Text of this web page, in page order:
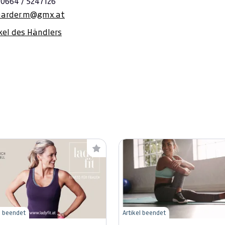
des Händlers
beendet Artikel beendet